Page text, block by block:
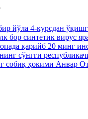
йўла 4-курсдан
бор синтетик вирус
қарийб 20 минг
сўнгги
собиқ ҳокими Анвар